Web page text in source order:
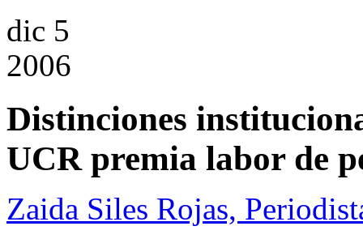
dic 5
2006
Distinciones
UCR premia labor de
Zaida Siles Rojas,